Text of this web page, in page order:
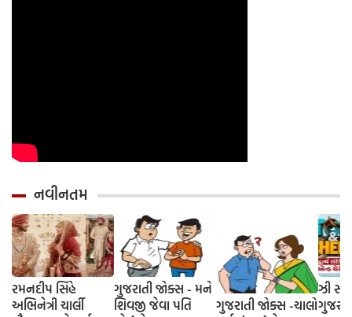
નવીનતમ
રમનદીપ સિંહે
અભિનેત્રી ચાર્લી
ગુજરાતી જોક્સ - મને
શિવજી જેવા પતિ
ગુજરાતી જોક્સ -ચાલો
ઝી